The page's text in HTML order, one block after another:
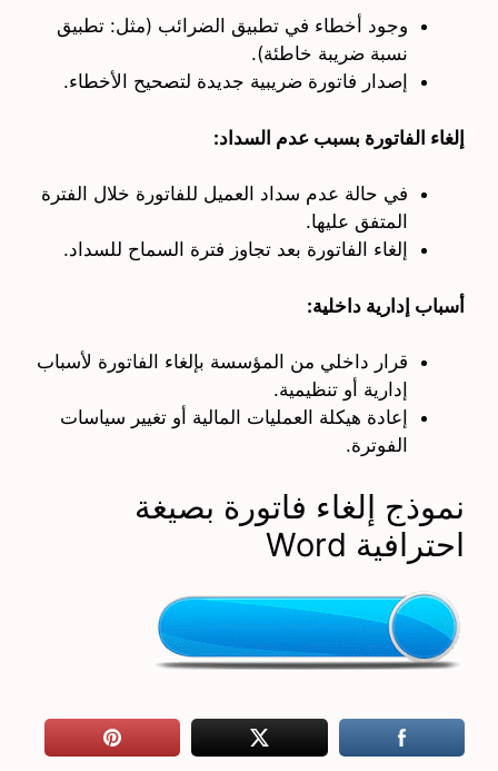
وجود أخطاء في تطبيق الضرائب (مثل: تطبيق
نسبة ضريبة خاطئة).
إصدار فاتورة ضريبية جديدة لتصحيح الأخطاء.
إلغاء الفاتورة بسبب عدم السداد:
في حالة عدم سداد العميل للفاتورة خلال الفترة
المتفق عليها.
إلغاء الفاتورة بعد تجاوز فترة السماح للسداد.
أسباب إدارية داخلية:
قرار داخلي من المؤسسة بإلغاء الفاتورة لأسباب
إدارية أو تنظيمية.
إعادة هيكلة العمليات المالية أو تغيير سياسات
الفوترة.
نموذج إلغاء فاتورة بصيغة
احترافية Word